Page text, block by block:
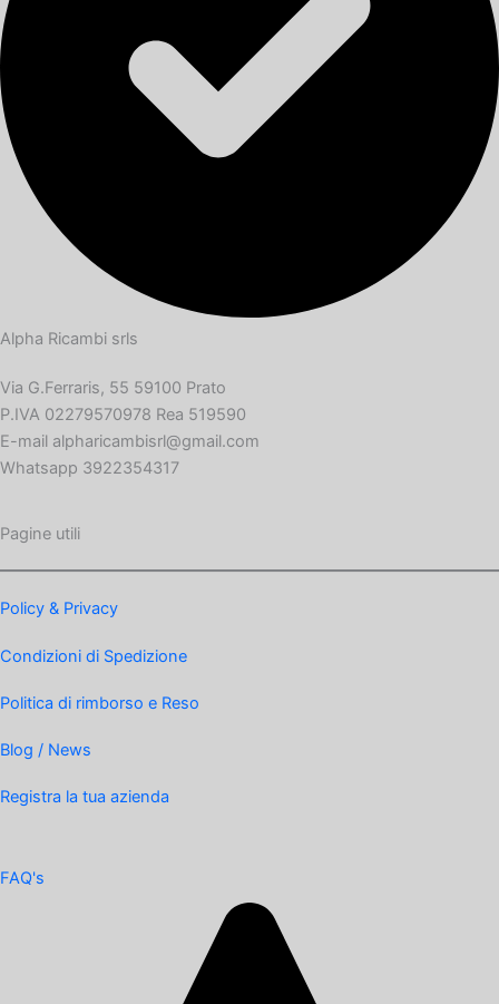
Alpha Ricambi srls
Via G.Ferraris, 55 59100 Prato
P.IVA 02279570978 Rea 519590
E-mail alpharicambisrl@gmail.com
Whatsapp 3922354317
Pagine utili
Policy & Privacy
Condizioni di Spedizione
Politica di rimborso e Reso
Blog / News
Registra la tua azienda
FAQ's